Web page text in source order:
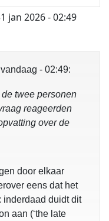
jan 2026 - 02:49
- 02:49:
twee personen
reageerden
over de
door elkaar
eens dat het
inderdaad duidt dit
aan (‘the late